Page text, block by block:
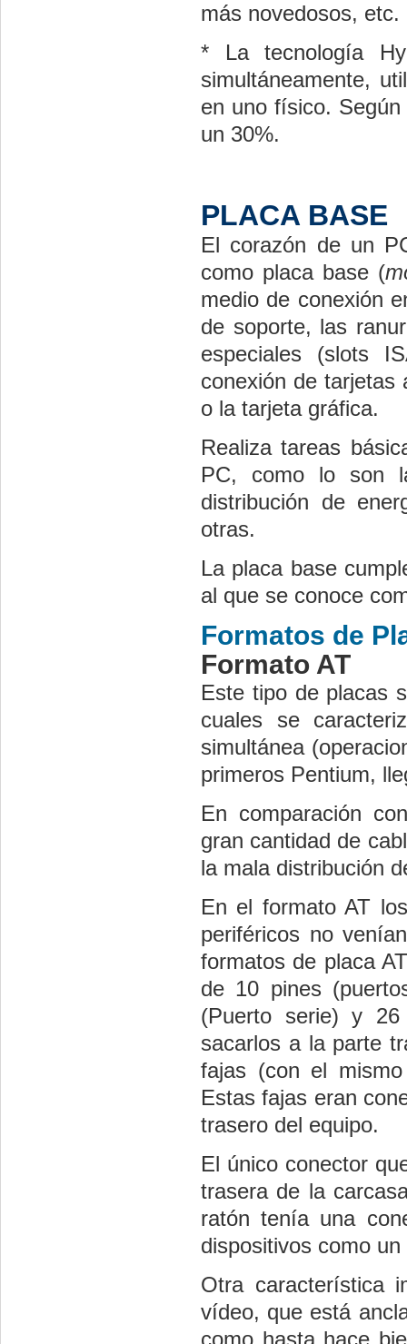
más novedosos, etc.
* La tecnología
simultáneamente,
en uno físico.
un 30%.
PLACA BASE
El corazón de un
como placa base (
medio de conexión
de soporte, las
especiales (slots
conexión de tarjetas
o la tarjeta gráfica.
Realiza tareas
PC, como lo son
distribución de
otras.
La placa base
al que se conoce
Formatos de
Formato AT
Este tipo de placas
cuales se
simultánea
primeros Pentium,
En comparación
gran cantidad de
la mala distribución
En el formato AT
periféricos no
formatos de placa
de 10 pines
(Puerto serie) y
sacarlos a la parte
fajas (con el
Estas fajas eran
trasero del equipo.
El único conector
trasera de la
ratón tenía una
dispositivos como
Otra característica
vídeo, que está
como hasta hace